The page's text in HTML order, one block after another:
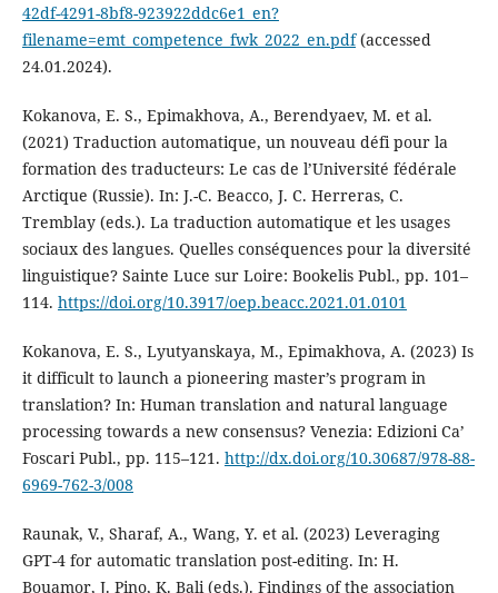
42df-4291-8bf8-923922ddc6e1_en?
filename=emt_competence_fwk_2022_en.pdf(accessed
24.01.2024).
Kokanova, E. S., Epimakhova, A., Berendyaev, M. et al.
(2021) Traduction automatique, un nouveau défi pour la
formation des traducteurs: Le cas de l’Université fédérale
Arctique (Russie). In: J.-C. Beacco, J. C. Herreras, C.
Tremblay (eds.). La traduction automatique et les usages
sociaux des langues. Quelles conséquences pour la diversité
linguistique? Sainte Luce sur Loire: Bookelis Publ., pp. 101–
114. https://doi.org/10.3917/oep.beacc.2021.01.0101
Kokanova, E. S., Lyutyanskaya, M., Epimakhova, A. (2023) Is
it difficult to launch a pioneering master’s program in
translation? In: Human translation and natural language
processing towards a new consensus? Venezia: Edizioni Ca’
Foscari Publ., pp. 115–121. http://dx.doi.org/10.30687/978-88-
6969-762-3/008
Raunak, V., Sharaf, A., Wang, Y. et al. (2023) Leveraging
GPT-4 for automatic translation post-editing. In: H.
Bouamor, J. Pino, K. Bali (eds.). Findings of the association